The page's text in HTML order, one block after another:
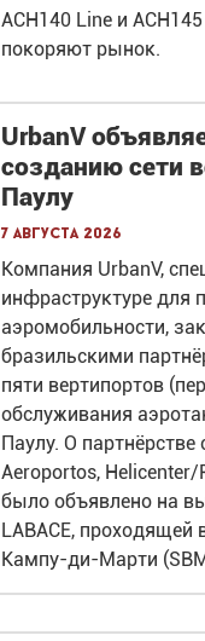
ACH140 Line и
покоряют рынок.
UrbanV
созданию сети
Паулу
7 августа 2026
Компания UrbanV,
инфраструктуре для
аэромобильности,
бразильскими
пяти вертипортов
обслуживания
Паулу. О
Aeroportos, Helicenter/
было объявлено на
LABACE, проходящей
Кампу-ди-Марти